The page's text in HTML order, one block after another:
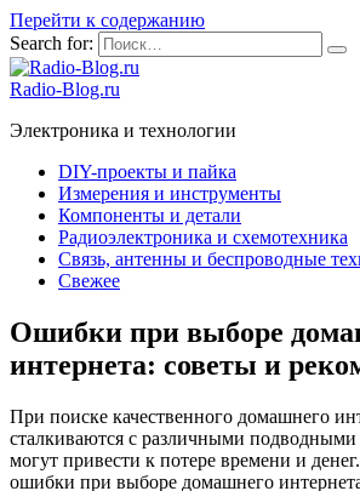
Перейти к содержанию
Search for:
Radio-Blog.ru
Электроника и технологии
DIY-проекты и пайка
Измерения и инструменты
Компоненты и детали
Радиоэлектроника и схемотехника
Связь, антенны и беспроводные
Свежее
Ошибки при выборе
интернета: советы и
При поиске качественного домашнего
сталкиваются с различными
могут привести к потере времени и
ошибки при выборе домашнего